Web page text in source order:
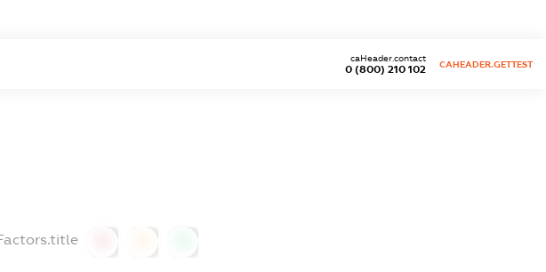
0 (800) 210 102
caHeader.contact
CAHEADER.GETTEST